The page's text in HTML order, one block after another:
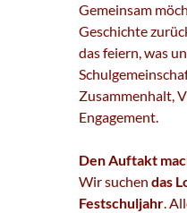
Gemeinsam
Geschichte
das feiern, was
Zusammenhalt,
Engagement.
Den Auftakt
Wir suchen das
Festschuljahr.